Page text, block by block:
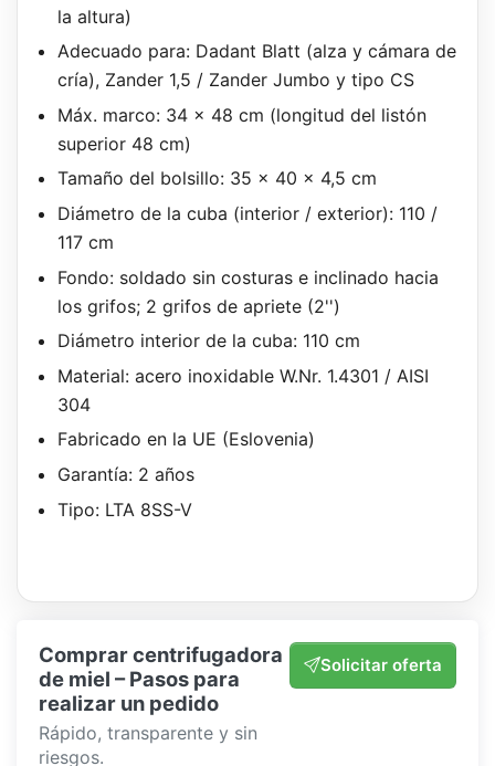
la altura)
Adecuado para: Dadant Blatt (alza y cámara de
cría), Zander 1,5 / Zander Jumbo y tipo CS
Máx. marco: 34 x 48 cm (longitud del listón
superior 48 cm)
Tamaño del bolsillo: 35 x 40 x 4,5 cm
Diámetro de la cuba (interior / exterior): 110 /
117 cm
Fondo: soldado sin costuras e inclinado hacia
los grifos; 2 grifos de apriete (2'')
Diámetro interior de la cuba: 110 cm
Material: acero inoxidable W.Nr. 1.4301 / AISI
304
Fabricado en la UE (Eslovenia)
Garantía: 2 años
Tipo: LTA 8SS-V
Comprar centrifugadora
de miel – Pasos para
realizar un pedido
Rápido, transparente y sin
riesgos.
Solicitar oferta